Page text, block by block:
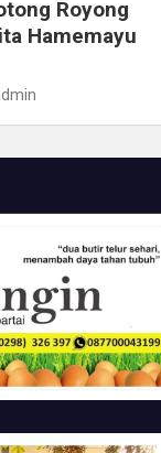
Royong
Hamemayu